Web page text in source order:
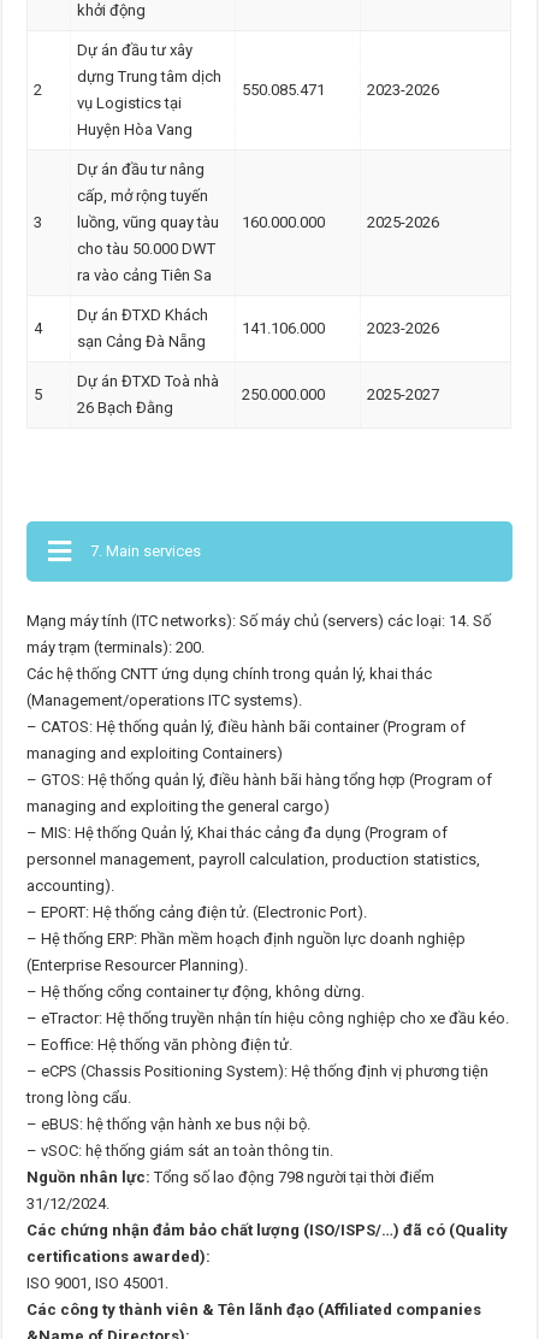
khởi động
2
Dự án đầu tư xây
dựng Trung tâm dịch
vụ Logistics tại
Huyện Hòa Vang
550.085.471 2023-2026
3
Dự án đầu tư nâng
cấp, mở rộng tuyến
luồng, vũng quay tàu
cho tàu 50.000 DWT
ra vào cảng Tiên Sa
160.000.000 2025-2026
4
Dự án ĐTXD Khách
sạn Cảng Đà Nẵng
141.106.000 2023-2026
5
Dự án ĐTXD Toà nhà
26 Bạch Đằng
250.000.000 2025-2027
7. Main services
Mạng máy tính (ITC networks): Số máy chủ (servers) các loại: 14. Số
máy trạm (terminals): 200.
Các hệ thống CNTT ứng dụng chính trong quản lý, khai thác
(Management/operations ITC systems).
– CATOS: Hệ thống quản lý, điều hành bãi container (Program of
managing and exploiting Containers)
– GTOS: Hệ thống quản lý, điều hành bãi hàng tổng hợp (Program of
managing and exploiting the general cargo)
– MIS: Hệ thống Quản lý, Khai thác cảng đa dụng (Program of
personnel management, payroll calculation, production statistics,
accounting).
– EPORT: Hệ thống cảng điện tử. (Electronic Port).
– Hệ thống ERP: Phần mềm hoạch định nguồn lực doanh nghiệp
(Enterprise Resourcer Planning).
– Hệ thống cổng container tự động, không dừng.
– eTractor: Hệ thống truyền nhận tín hiệu công nghiệp cho xe đầu kéo.
– Eoffice: Hệ thống văn phòng điện tử.
– eCPS (Chassis Positioning System): Hệ thống định vị phương tiện
trong lòng cẩu.
– eBUS: hệ thống vận hành xe bus nội bộ.
– vSOC: hệ thống giám sát an toàn thông tin.
Nguồn nhân lực: Tổng số lao động 798 người tại thời điểm
31/12/2024.
Các chứng nhận đảm bảo chất lượng (ISO/ISPS/…) đã có (Quality
certifications awarded):
ISO 9001, ISO 45001.
Các công ty thành viên & Tên lãnh đạo (Affiliated companies